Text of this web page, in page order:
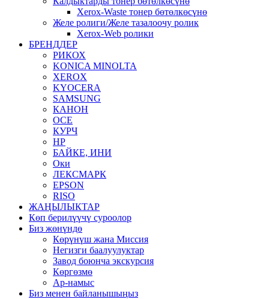
Xerox-Waste тонер бөтөлкөсүнө
Желе ролиги/Желе тазалоочу ролик
Xerox-Web ролики
БРЕНДДЕР
РИКОХ
KONICA MINOLTA
XEROX
KYOCERA
SAMSUNG
КАНОН
OCE
КУРЧ
HP
БАЙКЕ, ИНИ
Оки
ЛЕКСМАРК
EPSON
RISO
ЖАҢЫЛЫКТАР
Көп берилүүчү суроолор
Биз жөнүндө
Көрүнүш жана Миссия
Негизги баалуулуктар
Завод боюнча экскурсия
Көргөзмө
Ар-намыс
Биз менен байланышыңыз